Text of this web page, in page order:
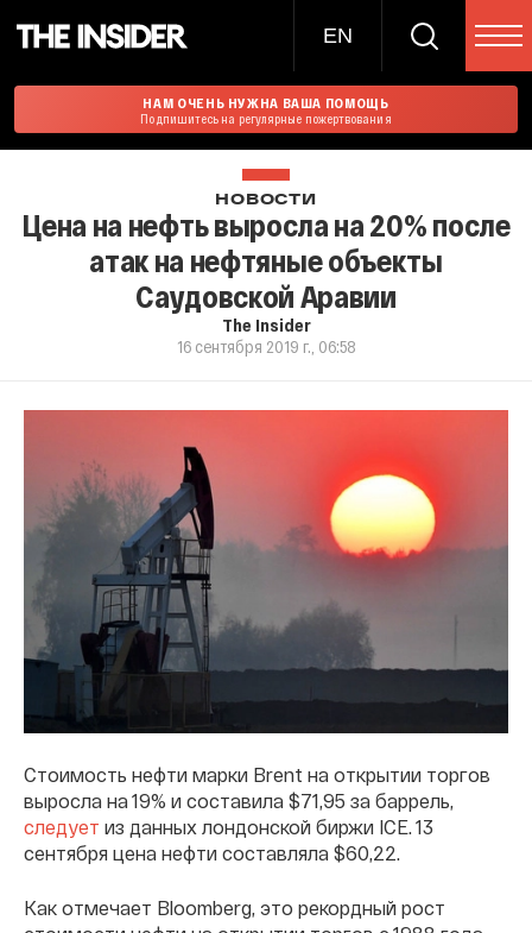
EN
НАМ ОЧЕНЬ НУЖНА ВАША ПОМОЩЬ
Подпишитесь на регулярные пожертвования
НОВОСТИ
Цена на нефть выросла на 20% после
атак на нефтяные объекты
Саудовской Аравии
The Insider
16 сентября 2019 г., 06:58
Стоимость нефти марки Brent на открытии торгов
выросла на 19% и составила $71,95 за баррель,
следует из данных лондонской биржи ICE. 13
сентября цена нефти составляла $60,22.
Как отмечает Bloomberg, это рекордный рост